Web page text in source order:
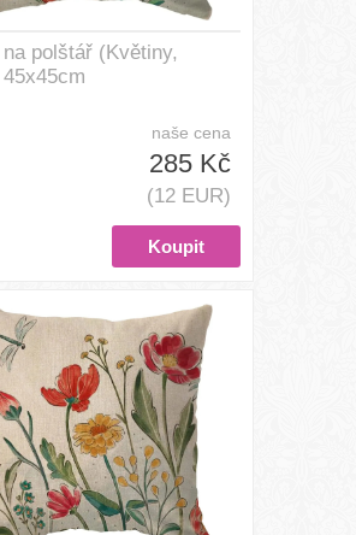
polštář (Květiny,
naše cena
285 Kč
(12 EUR)